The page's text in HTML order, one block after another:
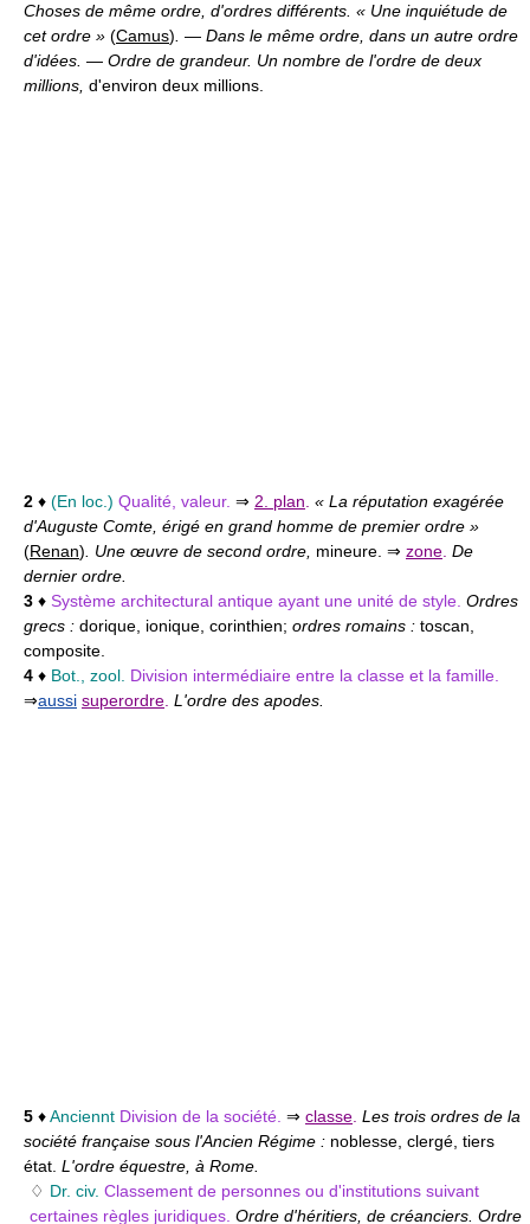
Choses de même ordre, d'ordres différents. « Une inquiétude de
cet ordre » (Camus) — Dans le même ordre, dans un autre ordre
d'idées. — Ordre de grandeur. Un nombre de l'ordre de deux
millions, d'environ deux millions.
2 ♦ (En loc.) Qualité, valeur. ⇒ 2. plan « La réputation exagérée
d'Auguste Comte, érigé en grand homme de premier ordre »
(Renan) . Une œuvre de second ordre, mineure. ⇒ zone De
dernier ordre.
3 ♦ Système architectural antique ayant une unité de style. Ordres
grecs : dorique, ionique, corinthien; ordres romains : toscan,
composite.
4 ♦ Bot., zool. Division intermédiaire entre la classe et la famille.
⇒aussi superordre L'ordre des apodes.
5 ♦Anciennt Division de la société. ⇒ classe Les trois ordres de la
société française sous l'Ancien Régime : noblesse, clergé, tiers
état. L'ordre équestre, à Rome.
♢ Dr. civ. Classement de personnes ou d'institutions suivant
certaines règles juridiques. Ordre d'héritiers, de créanciers. Ordre